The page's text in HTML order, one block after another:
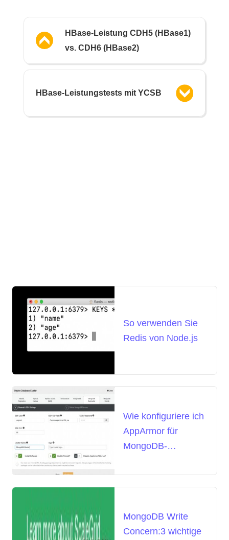
HBase-Leistung CDH5 (HBase1)
vs. CDH6 (HBase2)
HBase-Leistungstests mit YCSB
So verwenden Sie
Redis von Node.js
Wie konfiguriere ich
AppArmor für
MongoDB-
MongoDB Write
Concern:3 wichtige